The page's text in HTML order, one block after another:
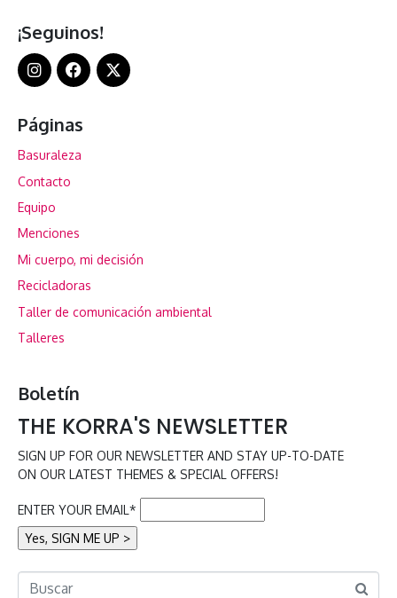
¡Seguinos!
Páginas
Basuraleza
Contacto
Equipo
Menciones
Mi cuerpo, mi decisión
Recicladoras
Taller de comunicación ambiental
Talleres
Boletín
THE KORRA'S NEWSLETTER
SIGN UP FOR OUR NEWSLETTER AND STAY UP-TO-DATE
ON OUR LATEST THEMES & SPECIAL OFFERS!
ENTER YOUR EMAIL*